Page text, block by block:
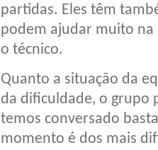
partidas. Eles têm
podem ajudar muito na
o técnico.
Quanto a situação da
da dificuldade, o grupo
temos conversado
momento é dos mais